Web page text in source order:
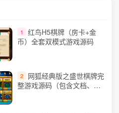
1
红鸟H5棋牌（房卡+金
币）全套双模式游戏源码
2
网狐经典版之盛世棋牌完
整游戏源码（包含文档、架